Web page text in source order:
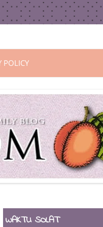
POLICY
WAKTU SOLAT